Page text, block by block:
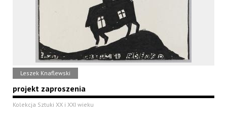
Leszek Knaflewski
projekt zaproszenia
Kolekcja Sztuki XX i XXI wieku